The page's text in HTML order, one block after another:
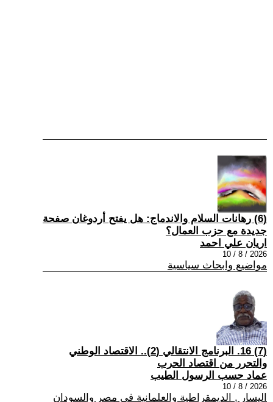
(6) رهانات السلام والاندماج: هل يفتح أردوغان صفحة
جديدة مع حزب العمال؟
اريان علي احمد
2026 / 8 / 10
مواضيع وابحاث سياسية
(7) 16. البرنامج الانتقالي (2).. الاقتصاد الوطني
والتحرر من اقتصاد الحرب
عماد حسب الرسول الطيب
2026 / 8 / 10
اليسار , الديمقراطية والعلمانية في مصر والسودان